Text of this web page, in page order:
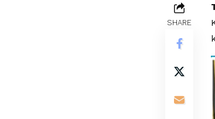
SHARE